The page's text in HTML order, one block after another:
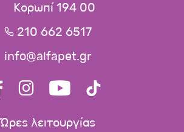
Κορωπί 194 00
210 662 6517
info@alfapet.gr
Ώρες λειτουργίας